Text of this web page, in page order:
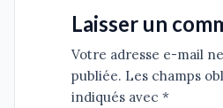
Laisser un
Votre adresse e-mail
publiée. Les champs
indiqués avec *